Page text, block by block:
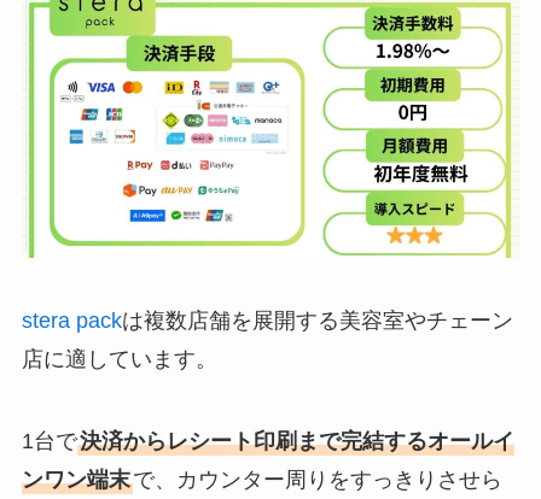
stera packは複数店舗を展開する美容室やチェーン
店に適しています。
1台で決済からレシート印刷まで完結するオールイ
ンワン端末で、カウンター周りをすっきりさせら